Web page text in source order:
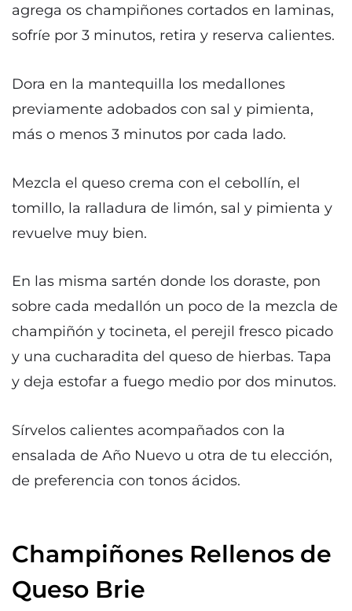
agrega os champiñones cortados en laminas,
sofríe por 3 minutos, retira y reserva calientes.
Dora en la mantequilla los medallones
previamente adobados con sal y pimienta,
más o menos 3 minutos por cada lado.
Mezcla el queso crema con el cebollín, el
tomillo, la ralladura de limón, sal y pimienta y
revuelve muy bien.
En las misma sartén donde los doraste, pon
sobre cada medallón un poco de la mezcla de
champiñón y tocineta, el perejil fresco picado
y una cucharadita del queso de hierbas. Tapa
y deja estofar a fuego medio por dos minutos.
Sírvelos calientes acompañados con la
ensalada de Año Nuevo u otra de tu elección,
de preferencia con tonos ácidos.
Champiñones Rellenos de
Queso Brie